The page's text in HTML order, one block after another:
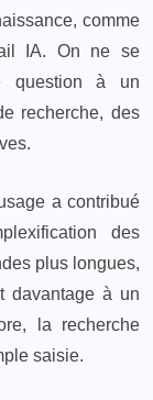
comme
IA. On ne se
question à un
recherche, des
a contribué
des
plus longues,
davantage à un
la recherche
saisie.